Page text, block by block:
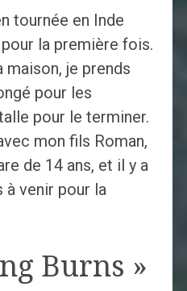
tournée en Inde
la première fois.
maison, je prends
pour les
pour le terminer.
mon fils Roman,
de 14 ans, et il y a
à venir pour la
Burns »